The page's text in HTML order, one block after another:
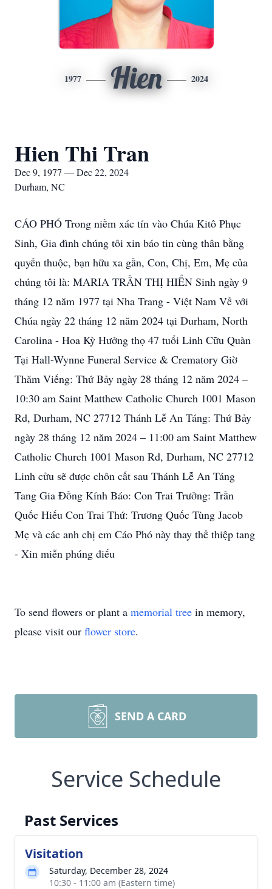
1977 Hien 2024
Hien Thi Tran
Dec 9, 1977 — Dec 22, 2024
Durham, NC
CÁO PHÓ Trong niềm xác tín vào Chúa Kitô Phục
Sinh, Gia đình chúng tôi xin báo tin cùng thân bằng
quyến thuộc, bạn hữu xa gần, Con, Chị, Em, Mẹ của
chúng tôi là: MARIA TRẦN THỊ HIỂN Sinh ngày 9
tháng 12 năm 1977 tại Nha Trang - Việt Nam Về với
Chúa ngày 22 tháng 12 năm 2024 tại Durham, North
Carolina - Hoa Kỳ Hưởng thọ 47 tuổi Linh Cữu Quàn
Tại Hall-Wynne Funeral Service & Crematory Giờ
Thăm Viếng: Thứ Bảy ngày 28 tháng 12 năm 2024 –
10:30 am Saint Matthew Catholic Church 1001 Mason
Rd, Durham, NC 27712 Thánh Lễ An Táng: Thứ Bảy
ngày 28 tháng 12 năm 2024 – 11:00 am Saint Matthew
Catholic Church 1001 Mason Rd, Durham, NC 27712
Linh cửu sẽ được chôn cất sau Thánh Lễ An Táng
Tang Gia Đồng Kính Báo: Con Trai Trưởng: Trần
Quốc Hiếu Con Trai Thứ: Trương Quốc Tùng Jacob
Mẹ và các anh chị em Cáo Phó này thay thế thiệp tang
- Xin miễn phúng điếu
To send flowers or plant a memorial tree in memory,
please visit our flower store.
SEND A CARD
Service Schedule
Past Services
Visitation
Saturday, December 28, 2024
10:30 - 11:00 am (Eastern time)